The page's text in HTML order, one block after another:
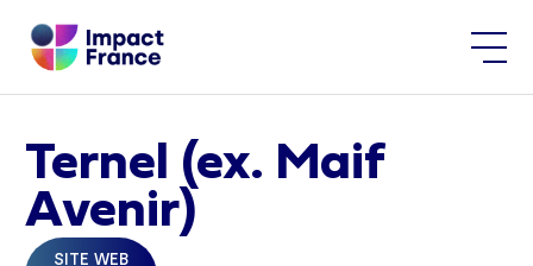
Ternel (ex. Maif
Avenir)
SITE WEB